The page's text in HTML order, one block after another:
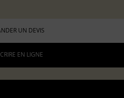
UN DEVIS
EN LIGNE